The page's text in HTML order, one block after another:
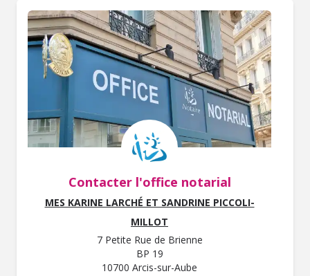
Contacter l'office notarial
MES KARINE LARCHÉ ET SANDRINE PICCOLI-
MILLOT
7 Petite Rue de Brienne
BP 19
10700 Arcis-sur-Aube